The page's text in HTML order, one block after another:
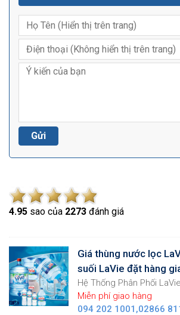
4.95 sao của 2273 đánh giá
Giá thùng nước lọc
suối LaVie đặt hàng
Hệ Thống Phân Phối LaVie
Miễn phí giao hàng
094 202 1001,02866